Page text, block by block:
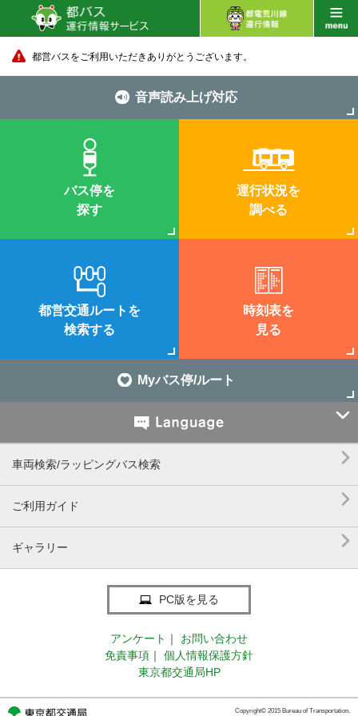
都営バスをご利用いただきありがとうございます。
音声読み上げ対応
バス停を
探す
運行状況を
調べる
都営交通ルートを
検索する
時刻表を
見る
Myバス停/ルート

車両検索/ラッピングバス検索 
ご利用ガイド 
ギャラリー 
PC版を見る
アンケート ｜
お問い合わせ
免責事項 ｜
個人情報保護方針
東京都交通局HP
Copyright© 2015 Bureau of Transportation.